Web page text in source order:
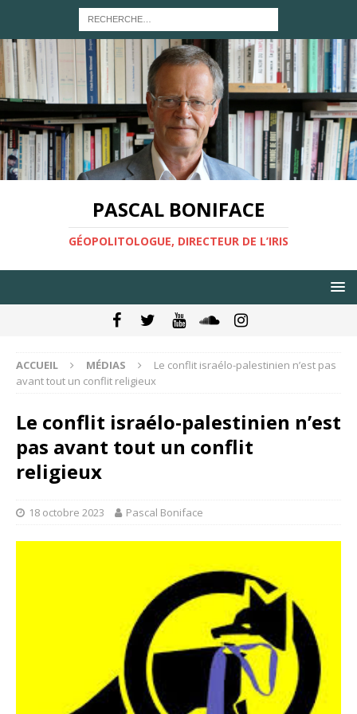
PASCAL BONIFACE
GÉOPOLITOLOGUE, DIRECTEUR DE L’IRIS
ACCUEIL MÉDIAS
Le conflit israélo-palestinien n’est pas
avant tout un conflit religieux
Le conflit israélo-palestinien n’est
pas avant tout un conflit
religieux
18 octobre 2023 Pascal Boniface